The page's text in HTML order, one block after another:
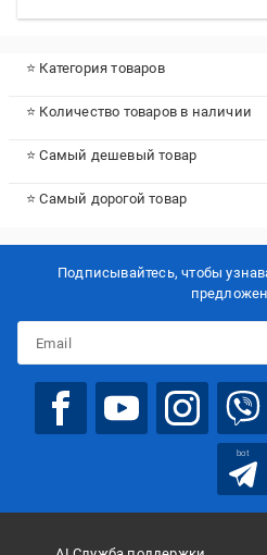
⭐ Категория товаров
⭐ Количество товаров в наличии
⭐ Самый дешевый товар
⭐ Самый дорогой товар
Подписывайтесь, чтобы
bot